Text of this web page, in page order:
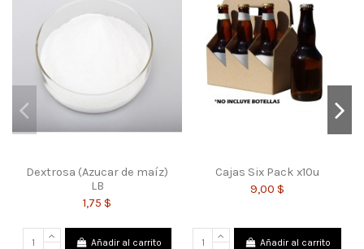
Dextrosa (Azucar de maíz)
LB
1,75 $
Añadir al carrito
Cajas Six Pack x10u
9,00 $
Añadir al carrito